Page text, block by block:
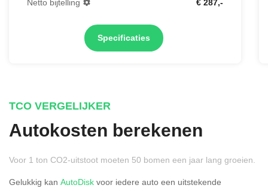
Netto bijtelling € 287,-
Specificaties
TCO VERGELIJKER
Autokosten berekenen
Voor 1 ton CO2-uitstoot moeten 50 bomen een jaar lang groeien.
Gelukkig kan AutoDisk voor iedere auto een uitstekende